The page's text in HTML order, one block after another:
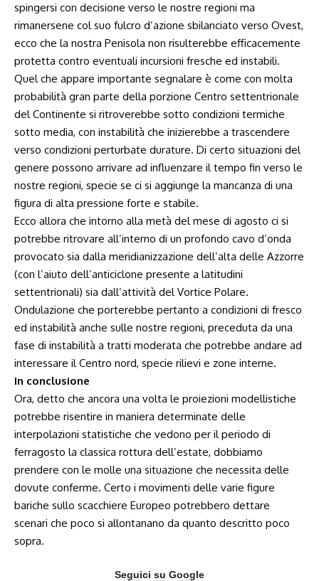
spingersi con decisione verso le nostre regioni ma
rimanersene col suo fulcro d’azione sbilanciato verso Ovest,
ecco che la nostra Penisola non risulterebbe efficacemente
protetta contro eventuali incursioni fresche ed instabili.
Quel che appare importante segnalare è come con molta
probabilità gran parte della porzione Centro settentrionale
del Continente si ritroverebbe sotto condizioni termiche
sotto media, con instabilità che inizierebbe a trascendere
verso condizioni perturbate durature. Di certo situazioni del
genere possono arrivare ad influenzare il tempo fin verso le
nostre regioni, specie se ci si aggiunge la mancanza di una
figura di alta pressione forte e stabile.
Ecco allora che intorno alla metà del mese di agosto ci si
potrebbe ritrovare all’interno di un profondo cavo d’onda
provocato sia dalla meridianizzazione dell’alta delle Azzorre
(con l’aiuto dell’anticiclone presente a latitudini
settentrionali) sia dall’attività del Vortice Polare.
Ondulazione che porterebbe pertanto a condizioni di fresco
ed instabilità anche sulle nostre regioni, preceduta da una
fase di instabilità a tratti moderata che potrebbe andare ad
interessare il Centro nord, specie rilievi e zone interne.
In conclusione
Ora, detto che ancora una volta le proiezioni modellistiche
potrebbe risentire in maniera determinate delle
interpolazioni statistiche che vedono per il periodo di
ferragosto la classica rottura dell’estate, dobbiamo
prendere con le molle una situazione che necessita delle
dovute conferme. Certo i movimenti delle varie figure
bariche sullo scacchiere Europeo potrebbero dettare
scenari che poco si allontanano da quanto descritto poco
sopra.
Seguici su Google